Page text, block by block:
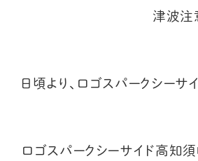
津波注
日頃より、ロゴスパークシー
ロゴスパークシーサイド高